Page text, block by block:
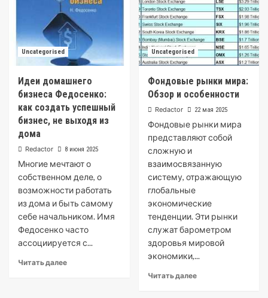
Uncategorised
Идеи домашнего
бизнеса Федосенко:
как создать успешный
бизнес, не выходя из
дома
Redactor 8 июня 2025
Многие мечтают о
собственном деле, о
возможности работать
из дома и быть самому
себе начальником. Имя
Федосенко часто
ассоциируется с...
Читать далее
Uncategorised
Фондовые рынки мира:
Обзор и особенности
Redactor 22 мая 2025
Фондовые рынки мира
представляют собой
сложную и
взаимосвязанную
систему, отражающую
глобальные
экономические
тенденции. Эти рынки
служат барометром
здоровья мировой
экономики,...
Читать далее